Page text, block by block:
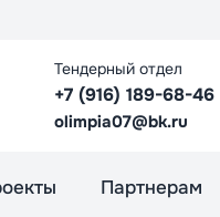
Тендерный отдел
+7 (916) 189-68-46
olimpia07@bk.ru
Партнерам